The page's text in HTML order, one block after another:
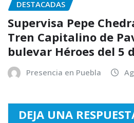
DESTACADAS
Supervisa Pepe
Tren Capitalino de
bulevar Héroes del 5
Presencia en Puebla
DEJA UNA